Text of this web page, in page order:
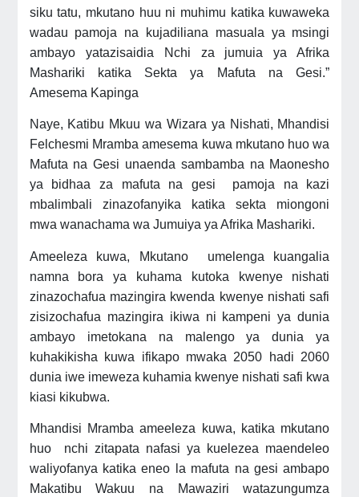
siku tatu, mkutano huu ni muhimu katika kuwaweka
wadau pamoja na kujadiliana masuala ya msingi
ambayo yatazisaidia Nchi za jumuia ya Afrika
Mashariki katika Sekta ya Mafuta na Gesi.”
Amesema Kapinga
Naye, Katibu Mkuu wa Wizara ya Nishati, Mhandisi
Felchesmi Mramba amesema kuwa mkutano huo wa
Mafuta na Gesi unaenda sambamba na Maonesho
ya bidhaa za mafuta na gesi pamoja na kazi
mbalimbali zinazofanyika katika sekta miongoni
mwa wanachama wa Jumuiya ya Afrika Mashariki.
Ameeleza kuwa, Mkutano umelenga kuangalia
namna bora ya kuhama kutoka kwenye nishati
zinazochafua mazingira kwenda kwenye nishati safi
zisizochafua mazingira ikiwa ni kampeni ya dunia
ambayo imetokana na malengo ya dunia ya
kuhakikisha kuwa ifikapo mwaka 2050 hadi 2060
dunia iwe imeweza kuhamia kwenye nishati safi kwa
kiasi kikubwa.
Mhandisi Mramba ameeleza kuwa, katika mkutano
huo nchi zitapata nafasi ya kuelezea maendeleo
waliyofanya katika eneo la mafuta na gesi ambapo
Makatibu Wakuu na Mawaziri watazungumza